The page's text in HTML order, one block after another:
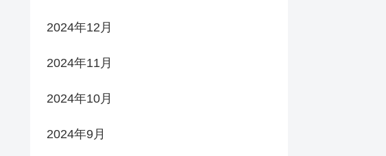
2024年12月
2024年11月
2024年10月
2024年9月